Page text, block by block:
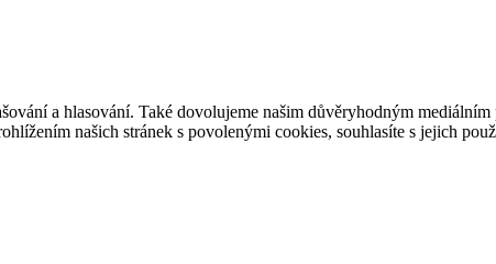
a hlasování. Také dovolujeme našim důvěryhodným
našich stránek s povolenými cookies, souhlasíte s jejich